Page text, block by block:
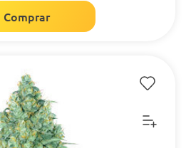
Comprar